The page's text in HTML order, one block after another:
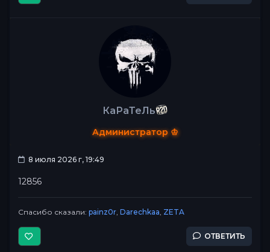
КаРаТеЛь
Администратор ♔
8 июля 2026 г, 19:49
12856
Спасибо сказали: painz0r, Darechkaa, ZETA
ОТВЕТИТЬ